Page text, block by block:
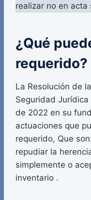
realizar no en
¿Qué
requerido?
La Resolución de
Seguridad
de 2022 en su
actuaciones que
requerido, Que
repudiar la
simplemente o
inventario .